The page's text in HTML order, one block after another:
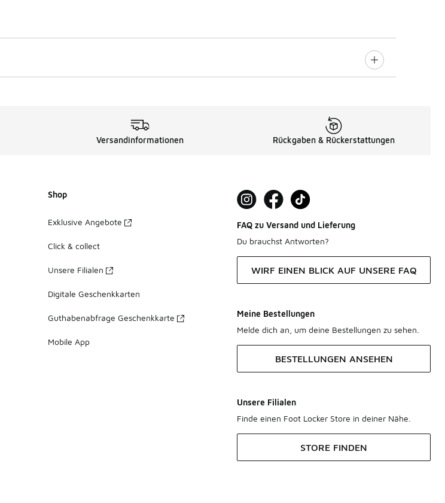
Versandinformationen Rückgaben & Rückerstattungen
Shop
Exklusive Angebote
Click & collect
Unsere Filialen
Digitale Geschenkkarten
Guthabenabfrage Geschenkkarte
Mobile App
FAQ zu Versand und Lieferung
Du brauchst Antworten?
WIRF EINEN BLICK AUF UNSERE FAQ
Meine Bestellungen
Melde dich an, um deine Bestellungen zu sehen.
BESTELLUNGEN ANSEHEN
Unsere Filialen
Finde einen Foot Locker Store in deiner Nähe.
STORE FINDEN